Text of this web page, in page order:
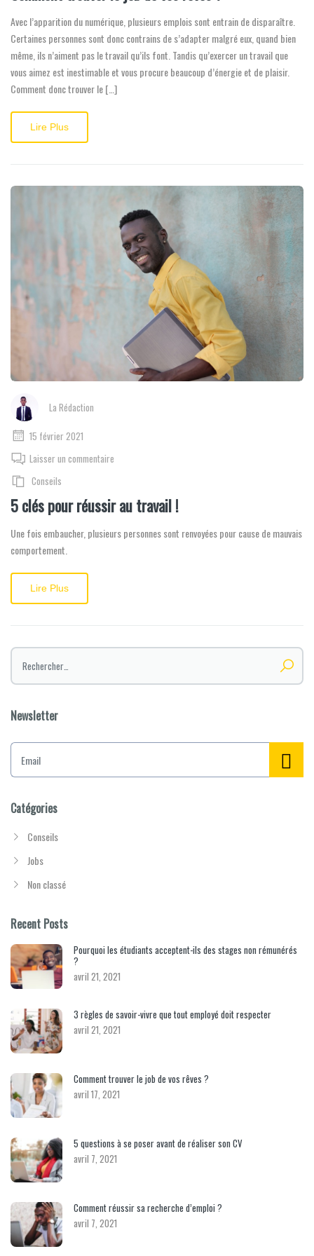
Avec l’apparition du numérique, plusieurs emplois sont entrain de disparaître.
Certaines personnes sont donc contrains de s’adapter malgré eux, quand bien
même, ils n’aiment pas le travail qu’ils font. Tandis qu’exercer un travail que
vous aimez est inestimable et vous procure beaucoup d’énergie et de plaisir.
Comment donc trouver le […]
Lire Plus
La Rédaction
15 février 2021
Laisser un commentaire
Conseils
5 clés pour réussir au travail !
Une fois embaucher, plusieurs personnes sont renvoyées pour cause de mauvais
comportement.
Lire Plus
Rechercher :
Newsletter
E
a
l
*
Catégories
Conseils
Jobs
Non classé
Recent Posts
Pourquoi les étudiants acceptent-ils des stages non rémunérés
?
avril 21, 2021
3 règles de savoir-vivre que tout employé doit respecter
avril 21, 2021
Comment trouver le job de vos rêves ?
avril 17, 2021
5 questions à se poser avant de réaliser son CV
avril 7, 2021
Comment réussir sa recherche d’emploi ?
avril 7, 2021